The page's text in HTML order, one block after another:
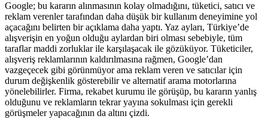
Google; bu kararın alınmasının kolay olmadığını, tüketici, satıcı ve
reklam verenler tarafından daha düşük bir kullanım deneyimine yol
açacağını belirten bir açıklama daha yaptı. Yaz ayları, Türkiye’de
alışverişin en yoğun olduğu aylardan biri olması sebebiyle, tüm
taraflar maddi zorluklar ile karşılaşacak ile gözüküyor. Tüketiciler,
alışveriş reklamlarının kaldırılmasına rağmen, Google’dan
vazgeçecek gibi görünmüyor ama reklam veren ve satıcılar için
durum değişkenlik gösterebilir ve alternatif arama motorlarına
yönelebilirler. Firma, rekabet kurumu ile görüşüp, bu kararın yanlış
olduğunu ve reklamların tekrar yayına sokulması için gerekli
görüşmeler yapacağının da altını çizdi.